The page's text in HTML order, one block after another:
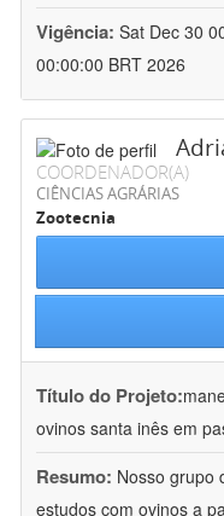
Vigência: Sat Dec 30
00:00:00 BRT 2026
COORDENADOR(A)
CIÊNCIAS AGRÁRIAS
Zootecnia
Título do Projeto:
ovinos santa inês em
Resumo: Nosso grupo
estudos com ovinos a